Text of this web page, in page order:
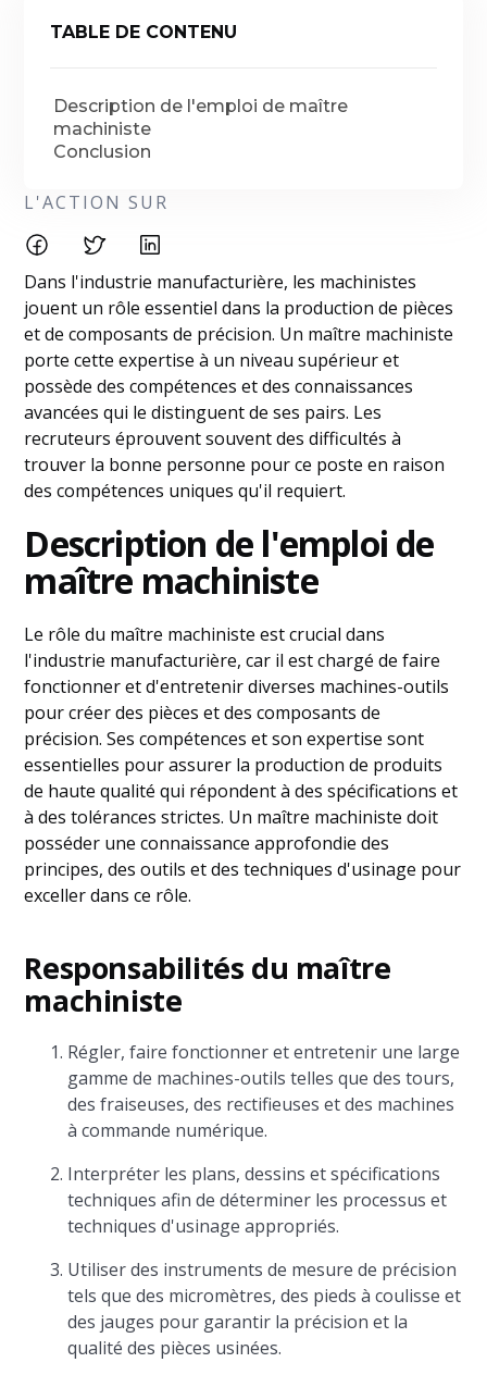
TABLE DE CONTENU
Description de l'emploi de maître
machiniste
Conclusion
L'ACTION SUR
Dans l'industrie manufacturière, les machinistes
jouent un rôle essentiel dans la production de pièces
et de composants de précision. Un maître machiniste
porte cette expertise à un niveau supérieur et
possède des compétences et des connaissances
avancées qui le distinguent de ses pairs. Les
recruteurs éprouvent souvent des difficultés à
trouver la bonne personne pour ce poste en raison
des compétences uniques qu'il requiert.
Description de l'emploi de
maître machiniste
Le rôle du maître machiniste est crucial dans
l'industrie manufacturière, car il est chargé de faire
fonctionner et d'entretenir diverses machines-outils
pour créer des pièces et des composants de
précision. Ses compétences et son expertise sont
essentielles pour assurer la production de produits
de haute qualité qui répondent à des spécifications et
à des tolérances strictes. Un maître machiniste doit
posséder une connaissance approfondie des
principes, des outils et des techniques d'usinage pour
exceller dans ce rôle.
Responsabilités du maître
machiniste
Régler, faire fonctionner et entretenir une large
gamme de machines-outils telles que des tours,
des fraiseuses, des rectifieuses et des machines
à commande numérique.
Interpréter les plans, dessins et spécifications
techniques afin de déterminer les processus et
techniques d'usinage appropriés.
Utiliser des instruments de mesure de précision
tels que des micromètres, des pieds à coulisse et
des jauges pour garantir la précision et la
qualité des pièces usinées.